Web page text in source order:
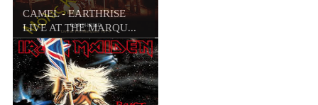
CAMEL - EARTHRISE
LIVE AT THE MARQU...